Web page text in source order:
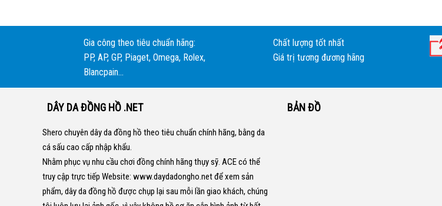
Gia công theo tiêu chuẩn hãng:
PP, AP, GP, Piaget, Omega, Rolex,
Blancpain...
Chất lượng tốt nhất
Giá trị tương đương hãng
DÂY DA ĐỒNG HỒ .NET
Shero chuyên dây da đồng hồ theo tiêu chuẩn chính hãng, bằng da
cá sấu cao cấp nhập khẩu.
Nhằm phục vụ nhu cầu chơi đồng chính hãng thụy sỹ. ACE có thể
truy cập trực tiếp Website: www.daydadongho.netđể xem sản
phẩm, dây da đồng hồ được chụp lại sau mỗi lần giao khách, chúng
BẢN ĐỒ